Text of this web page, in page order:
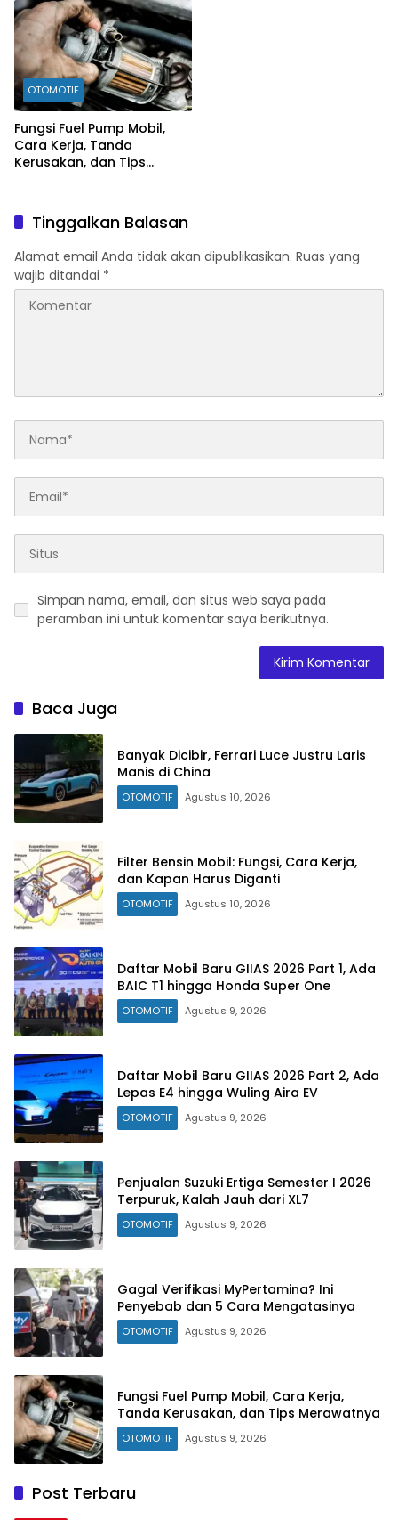
OTOMOTIF
Fungsi Fuel Pump Mobil,
Cara Kerja, Tanda
Kerusakan, dan Tips
Tinggalkan Balasan
Alamat email Anda tidak akan dipublikasikan. Ruas yang
wajib ditandai *
Simpan nama, email, dan situs web saya pada
peramban ini untuk komentar saya berikutnya.
Baca Juga
Banyak Dicibir, Ferrari Luce Justru Laris
Manis di China
OTOMOTIF Agustus 10, 2026
Filter Bensin Mobil: Fungsi, Cara Kerja,
dan Kapan Harus Diganti
OTOMOTIF Agustus 10, 2026
Daftar Mobil Baru GIIAS 2026 Part 1, Ada
BAIC T1 hingga Honda Super One
OTOMOTIF Agustus 9, 2026
Daftar Mobil Baru GIIAS 2026 Part 2, Ada
Lepas E4 hingga Wuling Aira EV
OTOMOTIF Agustus 9, 2026
Penjualan Suzuki Ertiga Semester I 2026
Terpuruk, Kalah Jauh dari XL7
OTOMOTIF Agustus 9, 2026
Gagal Verifikasi MyPertamina? Ini
Penyebab dan 5 Cara Mengatasinya
OTOMOTIF Agustus 9, 2026
Fungsi Fuel Pump Mobil, Cara Kerja,
Tanda Kerusakan, dan Tips Merawatnya
OTOMOTIF Agustus 9, 2026
Post Terbaru